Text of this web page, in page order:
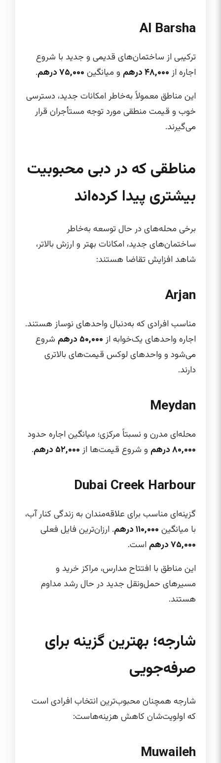
Al Barsha
ترکیبی از ساختمان‌های قدیمی و جدید با شروع
اجاره از ۴۸,۰۰۰ درهم و میانگین ۷۵,۰۰۰ درهم
.
این مناطق معمولاً به‌خاطر امکانات جدید، دسترسی
خوب و قیمت منطقی مورد توجه مستأجران قرار
می‌گیرند.
مناطقی که در دبی محبوبیت
بیشتری پیدا کرده‌اند
برخی محله‌های در حال توسعه به‌خاطر
ساختمان‌های جدید، امکانات بهتر و ارزش بالاتر،
شاهد افزایش تقاضا هستند:
Arjan
مناسب افرادی که به‌دنبال واحدهای نوساز هستند.
اجاره واحدهای یک‌خوابه از ۵۰,۰۰۰ درهم
شروع
می‌شود و واحدهای لوکس قیمت‌های بالاتری
دارند.
Meydan
محله‌ای مدرن و نسبتاً مرکزی؛ میانگین اجاره حدود
۸۰,۰۰۰ درهم
و شروع قیمت‌ها از ۵۲,۰۰۰ درهم .
Dubai Creek Harbour
گزینه‌ای مناسب برای علاقه‌مندان به زندگی کنار آب،
با میانگین ۱۱۰,۰۰۰ درهم
. ارزان‌ترین فایل فعلی
۷۵,۰۰۰ درهم
‌است.
این مناطق با افتتاح مدارس، مراکز خرید و
مسیرهای حمل‌ونقل جدید در حال رشد مداوم
هستند.
شارجه؛ بهترین گزینه برای
صرفه‌جویی
شارجه همچنان محبوب‌ترین انتخاب افرادی است
که اولویت‌شان کاهش هزینه‌هاست:
Muwaileh